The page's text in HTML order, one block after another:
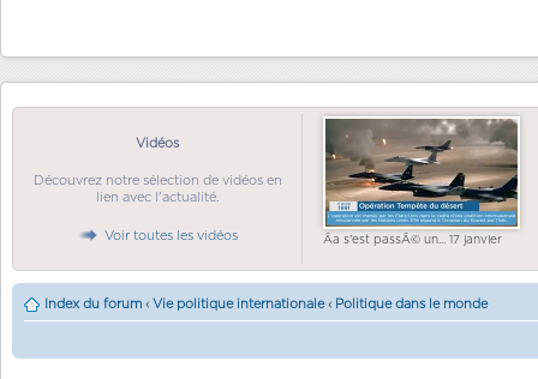
Vidéos
Découvrez notre sélection de vidéos en
lien avec l'actualité.
Voir toutes les vidéos Ãa s'est passÃ© un... 17 janvier
Index du forum ‹ Vie politique internationale ‹ Politique dans le monde